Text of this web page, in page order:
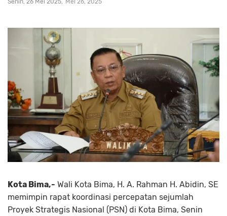
Senin, 26 Mei 2025
Mei 26, 2025
Kota Bima,- Wali Kota Bima, H. A. Rahman H. Abidin, SE
memimpin rapat koordinasi percepatan sejumlah
Proyek Strategis Nasional (PSN) di Kota Bima, Senin